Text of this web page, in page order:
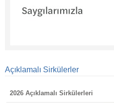
Açıklamalı Sirkülerler
2026 Açıklamalı Sirkülerleri